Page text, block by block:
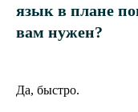
язык в плане
вам нужен?
Да, быстро.